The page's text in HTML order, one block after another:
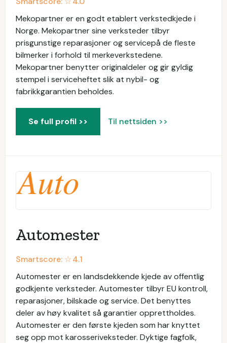
Mekopartner er en godt etablert verkstedkjede i
Norge. Mekopartner sine verksteder tilbyr
prisgunstige reparasjoner og servicepå de fleste
bilmerker i forhold til merkeverkstedene.
Mekopartner benytter originaldeler og gir gyldig
stempel i serviceheftet slik at nybil- og
fabrikkgarantien beholdes.
Se full profil >> Til nettsiden >>
Automester
Smartscore: ☆4.1
Automester er en landsdekkende kjede av offentlig
godkjente verksteder. Automester tilbyr EU kontroll,
reparasjoner, bilskade og service. Det benyttes
deler av høy kvalitet så garantier opprettholdes.
Automester er den første kjeden som har knyttet
seg opp mot karosseriveksteder. Dyktige fagfolk,